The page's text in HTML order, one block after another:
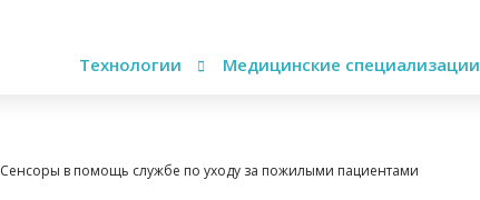
Технологии Медицинские специализации
Сенсоры в помощь службе по уходу за пожилыми пациентами